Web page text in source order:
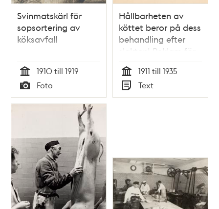
Svinmatskärl för
sopsortering av
köksavfall
Tid
1910 till 1919
Typ
Foto
Hållbarheten av
köttet beror på dess
behandling efter
slakten! Reklam för
Slakthusets kött
Tid
1911 till 1935
Typ
Text